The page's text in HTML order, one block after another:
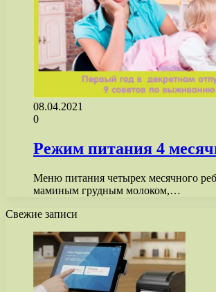
08.04.2021
0
Режим питания 4
Меню питания четырех месячного
маминым грудным молоком,…
Свежие записи